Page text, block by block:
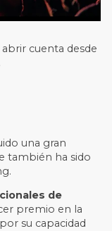
cuenta desde
una gran
también ha sido
de
premio en la
su capacidad